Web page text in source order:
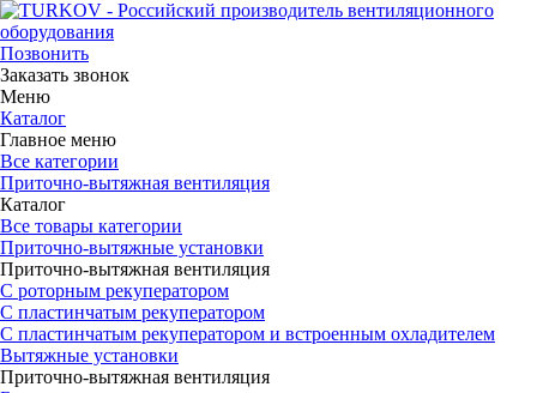
Позвонить
Заказать звонок
Меню
Каталог
Главное меню
Все категории
Приточно-вытяжная вентиляция
Каталог
Все товары категории
Приточно-вытяжные установки
Приточно-вытяжная вентиляция
С роторным рекуператором
С пластинчатым рекуператором
С пластинчатым рекуператором и встроенным охладителем
Вытяжные установки
Приточно-вытяжная вентиляция